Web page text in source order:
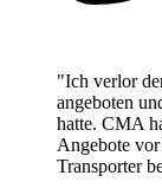
"Ich verlor
angeboten
hatte. CMA
Angebote
Transporter